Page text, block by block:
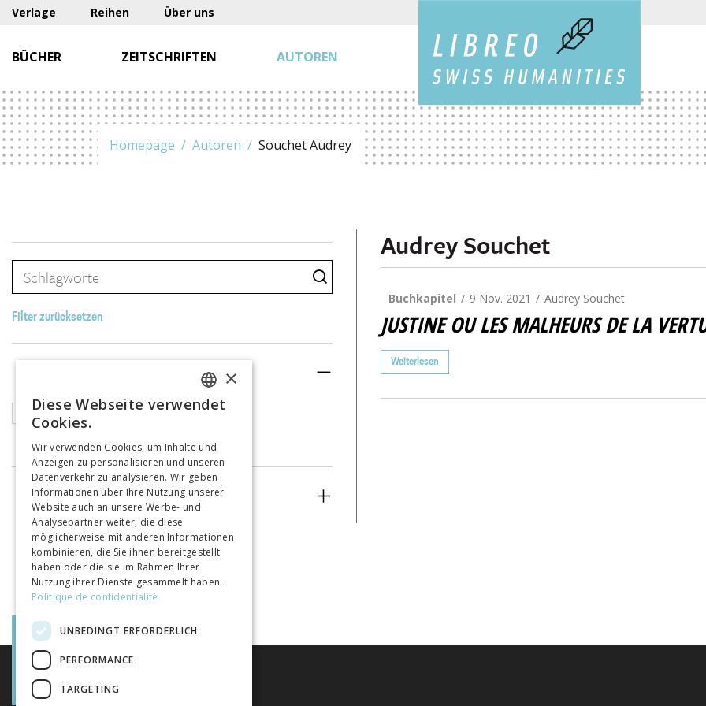
Verlage Reihen Über uns
BÜCHER ZEITSCHRIFTEN AUTOREN
Homepage Autoren Souchet Audrey
Filter zurücksetzen
Buchkapitel
ERSCHEINUNGSJAHR
Audrey Souchet
Buchkapitel 9 Nov. 2021 Audrey Souchet
JUSTINE OU LES MALHEURS DE LA
Weiterlesen
FRENCH
ITALIAN
×
Diese Webseite verwendet
Cookies.
Wir verwenden Cookies, um Inhalte und
Anzeigen zu personalisieren und unseren
Datenverkehr zu analysieren. Wir geben
Informationen über Ihre Nutzung unserer
Website auch an unsere Werbe- und
Analysepartner weiter, die diese
möglicherweise mit anderen Informationen
kombinieren, die Sie ihnen bereitgestellt
haben oder die sie im Rahmen Ihrer
Nutzung ihrer Dienste gesammelt haben.
Politique de confidentialité
UNBEDINGT ERFORDERLICH
PERFORMANCE
TARGETING